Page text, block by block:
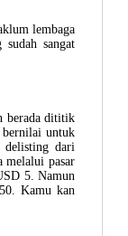
lembaga
sudah sangat
berada dititik
bernilai untuk
delisting dari
melalui pasar
5. Namun
Kamu kan